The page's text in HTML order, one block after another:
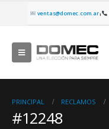
ventas@domec.com.ar|
PRINCIPAL RECLAMOS
#12248